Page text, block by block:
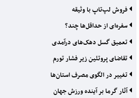
فروش لپ‌تاپ با وثیقه
سفره‌ای از حداقل‌ها چند؟
تعمیق گسل دهک‌های درآمدی
تقاضای پروتئین زیر فشار تورم
تغییر در الگوی مصرف استان‌ها
آثار گرما بر آینده ورزش جهان